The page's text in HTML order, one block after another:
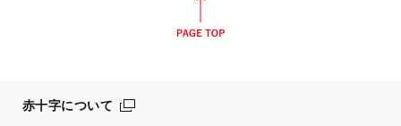
赤十字について